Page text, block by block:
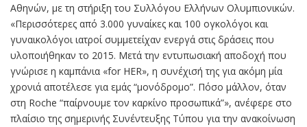
Αθηνών, με τη στήριξη του Συλλόγου Ελλήνων Ολυμπιονικών.
«Περισσότερες από 3.000 γυναίκες και 100 ογκολόγοι και
γυναικολόγοι ιατροί συμμετείχαν ενεργά στις δράσεις που
υλοποιήθηκαν το 2015. Μετά την εντυπωσιακή αποδοχή που
γνώρισε η καμπάνια «for HER», η συνέχισή της για ακόμη μία
χρονιά αποτέλεσε για εμάς “μονόδρομο”. Πόσο μάλλον, όταν
στη Roche “παίρνουμε τον καρκίνο προσωπικά”», ανέφερε στο
πλαίσιο της σημερινής Συνέντευξης Τύπου για την ανακοίνωση